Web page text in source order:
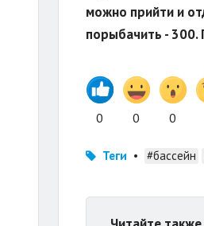
можно прийти и
порыбачить - 300.
0 0 0
Теги • #бассейн